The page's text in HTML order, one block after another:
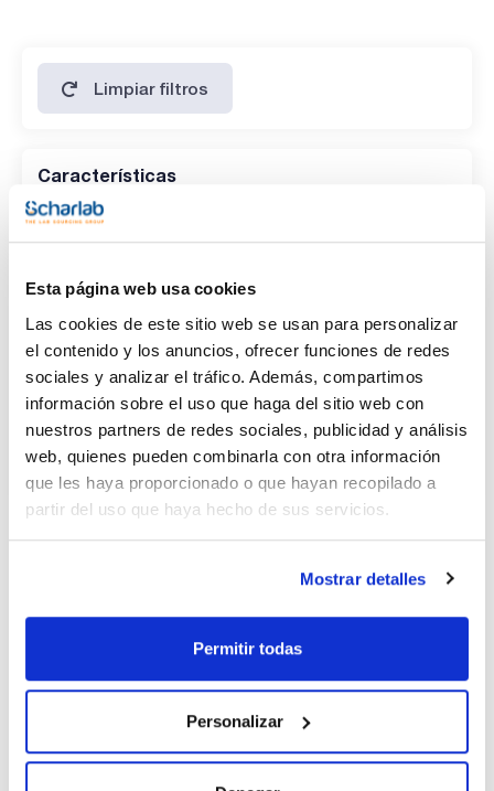
Esta página web usa cookies
Las cookies de este sitio web se usan para personalizar
el contenido y los anuncios, ofrecer funciones de redes
sociales y analizar el tráfico. Además, compartimos
información sobre el uso que haga del sitio web con
nuestros partners de redes sociales, publicidad y análisis
web, quienes pueden combinarla con otra información
que les haya proporcionado o que hayan recopilado a
partir del uso que haya hecho de sus servicios.
Mostrar detalles
Permitir todas
Personalizar
Limpiar filtros
Características
Disolvente
Envase
Ampoule(1)
Volumen
1 mL
Referencia
Envase
x1mL
Precio
Disponibilidad
Ver stock